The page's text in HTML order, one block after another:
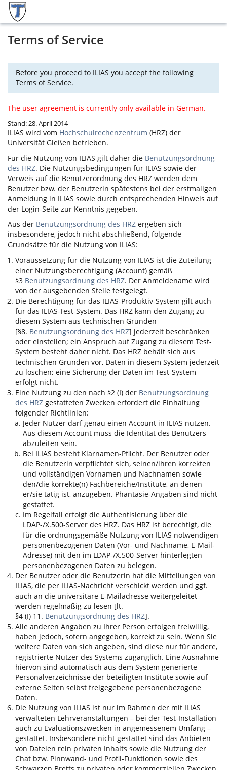
Terms of Service
Before you proceed to ILIAS you accept the following
Terms of Service.
The user agreement is currently only available in German.
Stand: 28. April 2014
ILIAS wird vom Hochschulrechenzentrum (HRZ) der
Universität Gießen betrieben.
Für die Nutzung von ILIAS gilt daher die Benutzungsordnung
des HRZ. Die Nutzungsbedingungen für ILIAS sowie der
Verweis auf die Benutzerordnung des HRZ werden dem
Benutzer bzw. der Benutzerin spätestens bei der erstmaligen
Anmeldung in ILIAS sowie durch entsprechenden Hinweis auf
der Login-Seite zur Kenntnis gegeben.
Aus der Benutzungsordnung des HRZ ergeben sich
insbesondere, jedoch nicht abschließend, folgende
Grundsätze für die Nutzung von ILIAS:
Voraussetzung für die Nutzung von ILIAS ist die Zuteilung
einer Nutzungsberechtigung (Account) gemäß
§3 Benutzungsordnung des HRZ. Der Anmeldename wird
von der ausgebenden Stelle festgelegt.
Die Berechtigung für das ILIAS-Produktiv-System gilt auch
für das ILIAS-Test-System. Das HRZ kann den Zugang zu
diesem System aus technischen Gründen
[§8. Benutzungsordnung des HRZ] jederzeit beschränken
oder einstellen; ein Anspruch auf Zugang zu diesem Test-
System besteht daher nicht. Das HRZ behält sich aus
technischen Gründen vor, Daten in diesem System jederzeit
zu löschen; eine Sicherung der Daten im Test-System
erfolgt nicht.
Eine Nutzung zu den nach §2 (I) der Benutzungsordnung
des HRZ gestatteten Zwecken erfordert die Einhaltung
folgender Richtlinien:
Jeder Nutzer darf genau einen Account in ILIAS nutzen.
Aus diesem Account muss die Identität des Benutzers
abzuleiten sein.
Bei ILIAS besteht Klarnamen-Pflicht. Der Benutzer oder
die Benutzerin verpflichtet sich, seinen/ihren korrekten
und vollständigen Vornamen und Nachnamen sowie
den/die korrekte(n) Fachbereiche/Institute, an denen
er/sie tätig ist, anzugeben. Phantasie-Angaben sind nicht
gestattet.
Im Regelfall erfolgt die Authentisierung über die
LDAP-/X.500-Server des HRZ. Das HRZ ist berechtigt, die
für die ordnungsgemäße Nutzung von ILIAS notwendigen
personenbezogenen Daten (Vor- und Nachname, E-Mail-
Adresse) mit den im LDAP-/X.500-Server hinterlegten
personenbezogenen Daten zu belegen.
Der Benutzer oder die Benutzerin hat die Mitteilungen von
ILIAS, die per ILIAS-Nachricht verschickt werden und ggf.
auch an die universitäre E-Mailadresse weitergeleitet
werden regelmäßig zu lesen [lt.
§4 (I) 11. Benutzungsordnung des HRZ].
Alle anderen Angaben zu Ihrer Person erfolgen freiwillig,
haben jedoch, sofern angegeben, korrekt zu sein. Wenn Sie
weitere Daten von sich angeben, sind diese nur für andere,
registrierte Nutzer des Systems zugänglich. Eine Ausnahme
hiervon sind automatisch aus dem System generierte
Personalverzeichnisse der beteiligten Institute sowie auf
externe Seiten selbst freigegebene personenbezogene
Daten.
Die Nutzung von ILIAS ist nur im Rahmen der mit ILIAS
verwalteten Lehrveranstaltungen – bei der Test-Installation
auch zu Evaluationszwecken in angemessenem Umfang –
gestattet. Insbesondere nicht gestattet sind das Anbieten
von Dateien rein privaten Inhalts sowie die Nutzung der
Chat bzw. Pinnwand- und Profil-Funktionen sowie des